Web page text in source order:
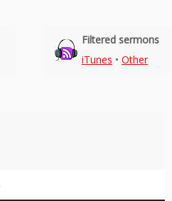
Filtered sermons
iTunes • Other